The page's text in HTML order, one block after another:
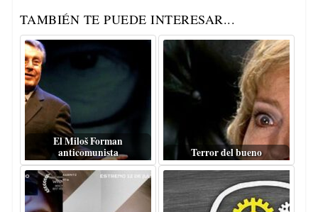
TAMBIÉN TE PUEDE INTERESAR...
El Miloš Forman
anticomunista
Terror del bueno